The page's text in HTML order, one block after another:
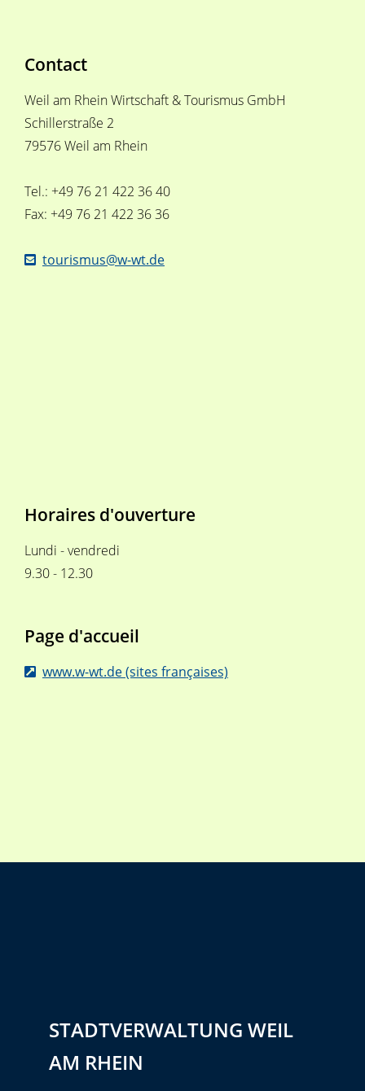
Contact
Weil am Rhein Wirtschaft & Tourismus GmbH
Schillerstraße 2
79576 Weil am Rhein
Tel.: +49 76 21 422 36 40
Fax: +49 76 21 422 36 36
tourismus@w-wt.de
Horaires d'ouverture
Lundi - vendredi
9.30 - 12.30
Page d'accueil
www.w-wt.de (sites françaises)
STADTVERWALTUNG WEIL
AM RHEIN